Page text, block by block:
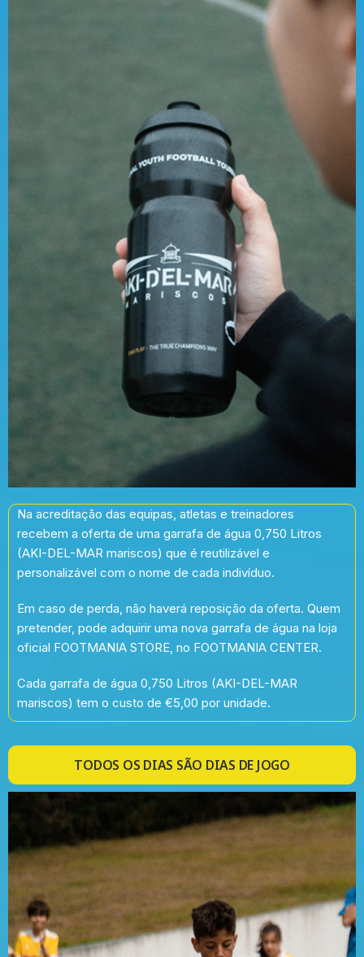
Na acreditação das equipas, atletas e treinadores
recebem a oferta de uma garrafa de água 0,750 Litros
(AKI-DEL-MAR mariscos) que é reutilizável e
personalizável com o nome de cada indivíduo.
Em caso de perda, não haverá reposição da oferta. Quem
pretender, pode adquirir uma nova garrafa de água na loja
oficial FOOTMANIA STORE, no FOOTMANIA CENTER.
Cada garrafa de água 0,750 Litros (AKI-DEL-MAR
mariscos) tem o custo de €5,00 por unidade.
TODOS OS DIAS SÃO DIAS DE JOGO